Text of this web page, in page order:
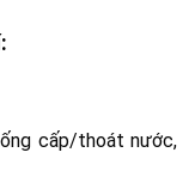
cấp/thoát nước,